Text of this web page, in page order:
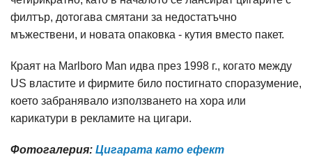
филтър, дотогава смятани за недостатъчно
мъжествени, и новата опаковка - кутия вместо пакет.
Краят на Marlboro Man идва през 1998 г., когато между
US властите и фирмите било постигнато споразумение,
което забранявало използването на хора или
карикатури в рекламите на цигари.
Фотогалерия: Цигарата като ефект